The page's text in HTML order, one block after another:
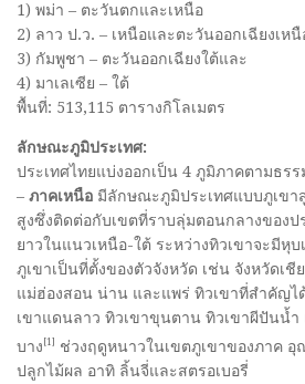
1) พม่า – ตะวันตกและเหนือ
2) ลาว ป.ว. – เหนือและตะวันออกเฉียงเหนื
3) กัมพูชา – ตะวันออกเฉียงใต้และ
4) มาเลเซีย – ใต้
พื้นที่: 513,115 ตารางกิโลเมตร
ลักษณะภูมิประเทศ:
ประเทศไทยแบ่งออกเป็น 4 ภูมิภาคตามธร
– ภาคเหนือ มีลักษณะภูมิประเทศแบบภูเข
สูงซึ่งติดต่อกับเขตที่ราบลุ่มตอนกลางของป
ยาวในแนวเหนือ-ใต้ ระหว่างทิวเขาจะมีหุ
ภูเขาเป็นที่ตั้งของตัวจังหวัด เช่น จังหวัดเชี
แม่ฮ่องสอน น่าน และแพร่ ทิวเขาที่สำคัญไ
เขาแดนลาว ทิวเขาขุนตาน ทิวเขาผีปันน้ำ
บาง [1]
ช่วงฤดูหนาวในเขตภูเขาของภาค อุ
ปลูกไม้ผล อาทิ ลิ้นจี่และสตรอเบอรี่